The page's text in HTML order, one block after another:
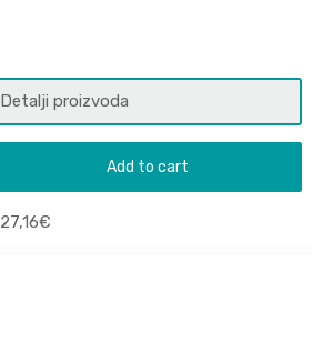
Detalji proizvoda
Add to cart
27,16€